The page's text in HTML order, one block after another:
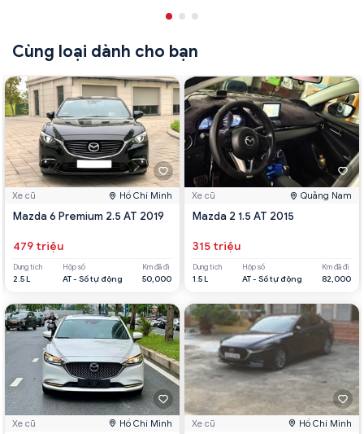
Cùng loại dành cho bạn
Xe cũ Hồ Chí Minh
Mazda 6 Premium 2.5 AT 2019
479 triệu
Dung tích
2.5 L
Hộp số
AT - Số tự động
Km đã đi
50,000
Xe cũ Hồ Chí Minh
Xe cũ Quảng Nam
Mazda 2 1.5 AT 2015
315 triệu
Dung tích
1.5 L
Hộp số
AT - Số tự động
Km đã đi
82,000
Xe cũ Hồ Chí Minh